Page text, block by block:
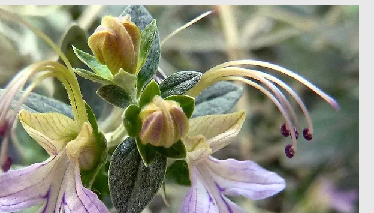
nome in suo onore.
introduzione in Europa avvenne grazie ad un altro “cacciatore di
Robert Fortune che in una susseguente spedizione in Cina riuscì a
qualche piantina, uscendo indenne da varie peripezie, fra cui un
dei predoni. Queste saranno messe a dimora nel giardino
Society nel 1844.